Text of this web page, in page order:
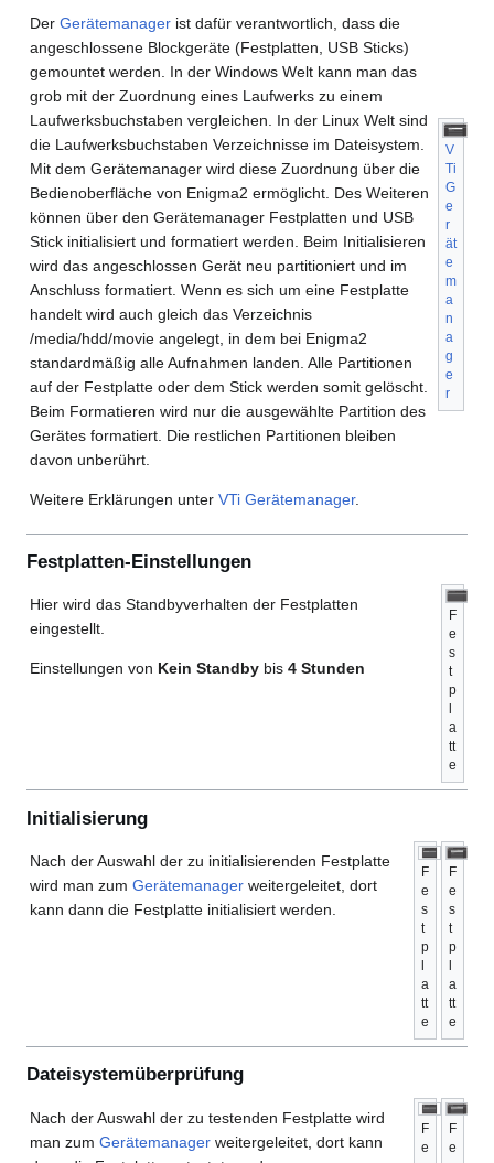
Der Gerätemanager ist dafür verantwortlich, dass die
angeschlossene Blockgeräte (Festplatten, USB Sticks)
gemountet werden. In der Windows Welt kann man das
grob mit der Zuordnung eines Laufwerks zu einem
Laufwerksbuchstaben vergleichen. In der Linux Welt sind
die Laufwerksbuchstaben Verzeichnisse im Dateisystem.
Mit dem Gerätemanager wird diese Zuordnung über die
Bedienoberfläche von Enigma2 ermöglicht. Des Weiteren
können über den Gerätemanager Festplatten und USB
Stick initialisiert und formatiert werden. Beim Initialisieren
wird das angeschlossen Gerät neu partitioniert und im
Anschluss formatiert. Wenn es sich um eine Festplatte
handelt wird auch gleich das Verzeichnis
/media/hdd/movie angelegt, in dem bei Enigma2
standardmäßig alle Aufnahmen landen. Alle Partitionen
auf der Festplatte oder dem Stick werden somit gelöscht.
Beim Formatieren wird nur die ausgewählte Partition des
Gerätes formatiert. Die restlichen Partitionen bleiben
davon unberührt.
Weitere Erklärungen unter VTi Gerätemanager.
V
Ti
G
e
r
ät
e
m
a
n
a
g
e
r
Festplatten-Einstellungen
Hier wird das Standbyverhalten der Festplatten
eingestellt.
Einstellungen von Kein Standby bis 4 Stunden
F
e
s
t
p
a
tt
e
Initialisierung
Nach der Auswahl der zu initialisierenden Festplatte
wird man zum Gerätemanager weitergeleitet, dort
kann dann die Festplatte initialisiert werden.
F
e
s
t
p
a
tt
e
F
e
s
t
p
a
tt
e
Dateisystemüberprüfung
Nach der Auswahl der zu testenden Festplatte wird
man zum Gerätemanager weitergeleitet, dort kann
F
e
F
e